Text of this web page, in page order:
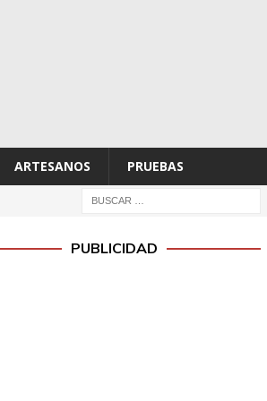
ARTESANOS PRUEBAS
PUBLICIDAD